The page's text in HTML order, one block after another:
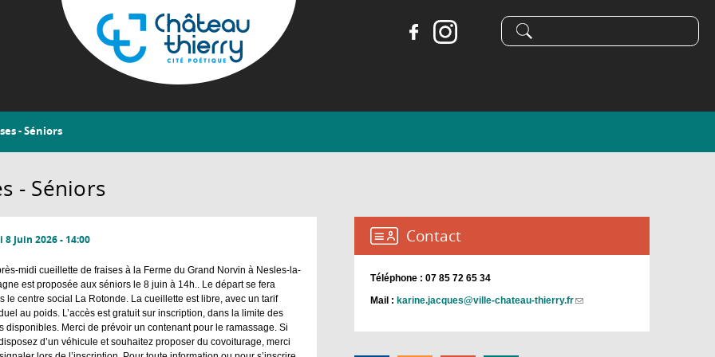
au
contenu
principal
Formulaire
de
Château-
Thierry
- Séniors
- Séniors
8 Juin 2026 - 14:00
midi cueillette de fraises à la Ferme du Grand Norvin à Nesles-la-
est proposée aux séniors le 8 juin à 14h.. Le départ se fera
le centre social La Rotonde. La cueillette est libre, avec un tarif
au poids. L’accès est gratuit sur inscription, dans la limite des
disponibles. Merci de prévoir un contenant pour le ramassage. Si
d’un véhicule et souhaitez proposer du covoiturage, merci
Contact :
Téléphone : 07 85 72 65 34
Mail : karine.jacques@ville-chateau-thierry.fr(link